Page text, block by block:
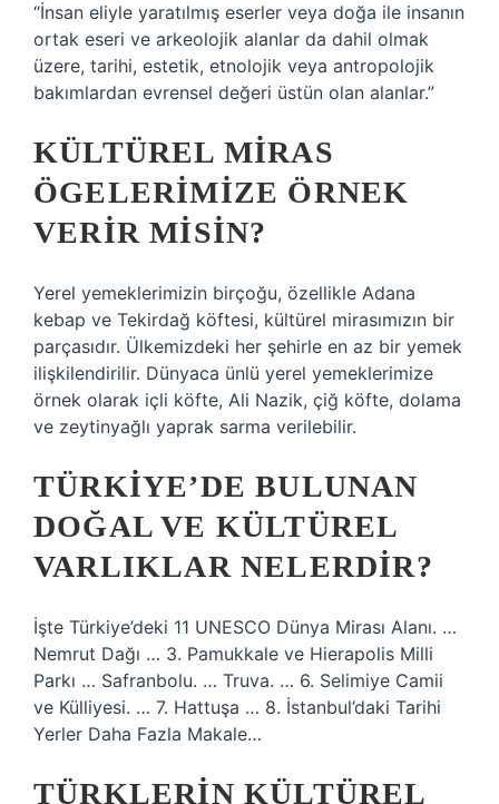
“İnsan eliyle yaratılmış eserler veya doğa ile insanın
ortak eseri ve arkeolojik alanlar da dahil olmak
üzere, tarihi, estetik, etnolojik veya antropolojik
bakımlardan evrensel değeri üstün olan alanlar.”
KÜLTÜREL MIRAS
ÖGELERIMIZE ÖRNEK
VERIR MISIN?
Yerel yemeklerimizin birçoğu, özellikle Adana
kebap ve Tekirdağ köftesi, kültürel mirasımızın bir
parçasıdır. Ülkemizdeki her şehirle en az bir yemek
ilişkilendirilir. Dünyaca ünlü yerel yemeklerimize
örnek olarak içli köfte, Ali Nazik, çiğ köfte, dolama
ve zeytinyağlı yaprak sarma verilebilir.
TÜRKIYE’DE BULUNAN
DOĞAL VE KÜLTÜREL
VARLIKLAR NELERDIR?
İşte Türkiye’deki 11 UNESCO Dünya Mirası Alanı. …
Nemrut Dağı … 3. Pamukkale ve Hierapolis Milli
Parkı … Safranbolu. … Truva. ​​… 6. Selimiye Camii
ve Külliyesi. … 7. Hattuşa … 8. İstanbul’daki Tarihi
Yerler Daha Fazla Makale…
TÜRKLERIN KÜLTÜREL